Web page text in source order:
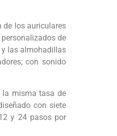
de los auriculares
de
y las almohadillas
con sonido
la misma tasa de
con siete
y 24 pasos por